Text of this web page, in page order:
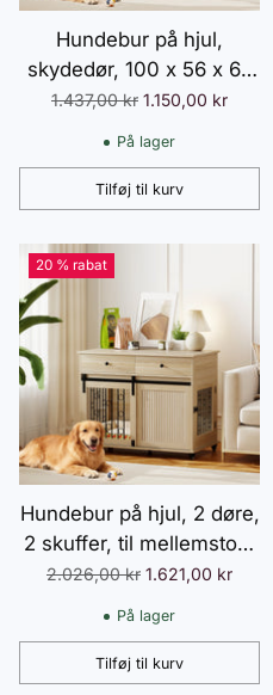
Hundebur på hjul,
skydedør, 100 x 56 x 65
cm, træ, stål
Normalpris
1.437,00 kr 1.150,00 kr
På lager
Tilføj til kurv
Antal
20 % rabat
Hundebur på hjul, 2 døre,
2 skuffer, til mellemstore
og store hunde, træ, stål
Normalpris
2.026,00 kr 1.621,00 kr
På lager
Tilføj til kurv
Antal